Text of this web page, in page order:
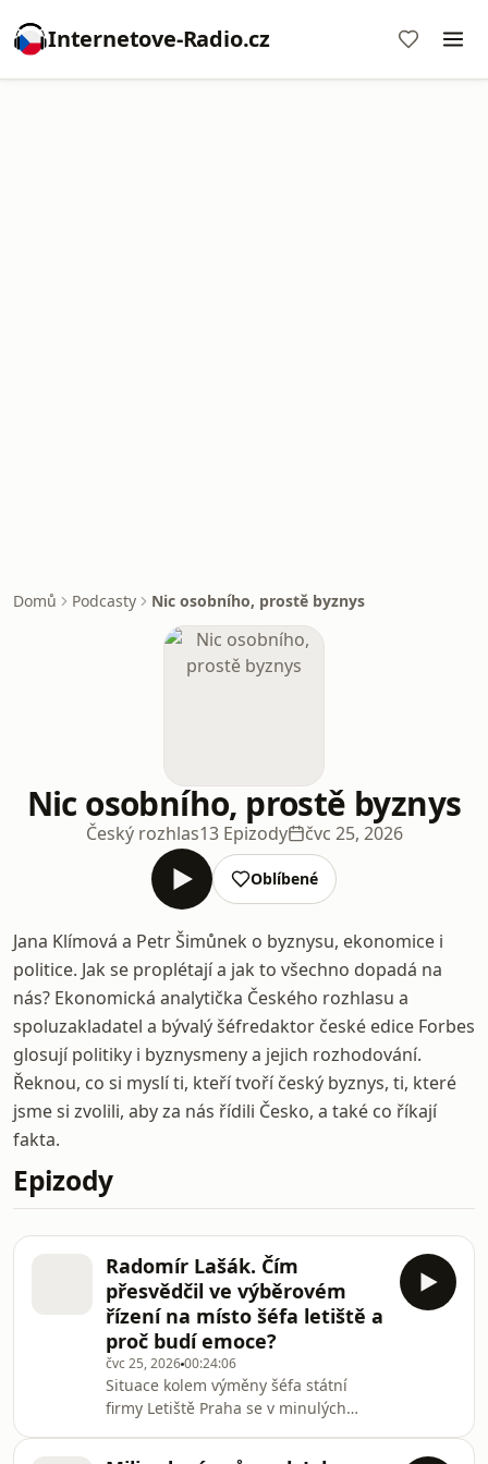
Internetove-Radio.cz
Domů Podcasty Nic osobního, prostě byznys
Nic osobního, prostě byznys
Český rozhlas13 Epizody čvc 25, 2026
Oblíbené
Jana Klímová a Petr Šimůnek o byznysu, ekonomice i
politice. Jak se proplétají a jak to všechno dopadá na
nás? Ekonomická analytička Českého rozhlasu a
spoluzakladatel a bývalý šéfredaktor české edice Forbes
glosují politiky i byznysmeny a jejich rozhodování.
Řeknou, co si myslí ti, kteří tvoří český byznys, ti, které
jsme si zvolili, aby za nás řídili Česko, a také co říkají
fakta.
Epizody
Radomír Lašák. Čím
přesvědčil ve výběrovém
řízení na místo šéfa letiště a
proč budí emoce?
čvc 25, 202600:24:06
Situace kolem výměny šéfa státní
firmy Letiště Praha se v minulých